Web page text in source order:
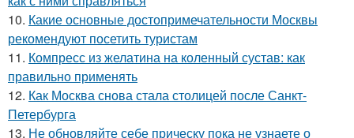
10. Какие основные достопримечательности Москвы
рекомендуют посетить туристам
11. Компресс из желатина на коленный сустав: как
правильно применять
12. Как Москва снова стала столицей после Санкт-
Петербурга
13. Не обновляйте себе прическу пока не узнаете о